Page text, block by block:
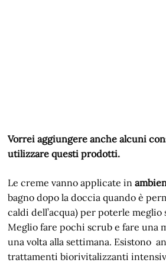
Vorrei aggiungere anche alcuni
utilizzare questi prodotti.
Le creme vanno applicate in
bagno dopo la doccia quando è
caldi dell’acqua) per poterle meglio
Meglio fare pochi scrub e fare una
una volta alla settimana. Esistono
trattamenti biorivitalizzanti